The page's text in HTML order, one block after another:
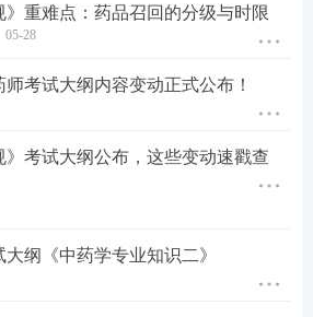
重难点：药品召回的分级与时限
05-28
考试大纲内容变动正式公布！
考试大纲公布，这些变动速戳查
纲《中药学专业知识二》